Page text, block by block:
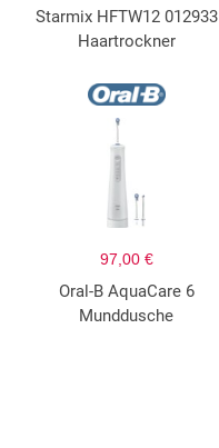
Starmix HFTW12 012933
Haartrockner
97,00 €
Oral-B AquaCare 6
Munddusche